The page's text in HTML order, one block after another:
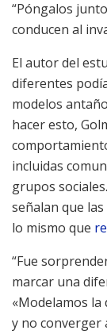
“Póngalos
conducen al
El autor del
diferentes
modelos
hacer esto,
incluidas
grupos
señalan que
lo mismo que
“Fue
marcar una
«Modelamos la
y no converger